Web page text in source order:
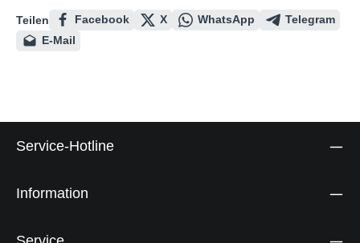
Teilen Facebook X WhatsApp
Telegram
E-Mail
Service-Hotline
Information